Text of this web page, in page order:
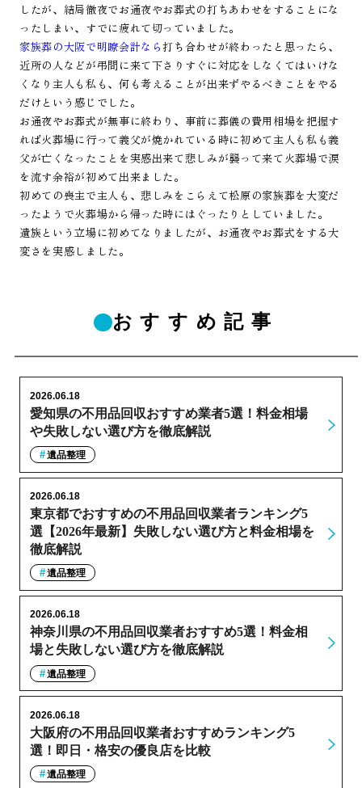
したが、結局徹夜でお通夜やお葬式の打ちあわせをすることにな
ったしまい、すでに疲れて切っていました。
家族葬の大阪で明瞭会計なら打ち合わせが終わったと思ったら、
近所の人などが弔問に来て下さりすぐに対応をしなくてはいけな
くなり主人も私も、何も考えることが出来ずやるべきことをやる
だけという感じでした。
お通夜やお葬式が無事に終わり、事前に葬儀の費用相場を把握す
れば火葬場に行って義父が焼かれている時に初めて主人も私も義
父が亡くなったことを実感出来て悲しみが襲って来て火葬場で涙
を流す余裕が初めて出来ました。
初めての喪主で主人も、悲しみをこらえて松原の家族葬を大変だ
ったようで火葬場から帰った時にはぐったりとしていました。
遺族という立場に初めてなりましたが、お通夜やお葬式をする大
変さを実感しました。
おすすめ記事
愛知県の不用品回収おすすめ業者5選！料金相場
や失敗しない選び方を徹底解説
2026.06.18
遺品整理
東京都でおすすめの不用品回収業者ランキング5
選【2026年最新】失敗しない選び方と料金相場を
徹底解説
2026.06.18
遺品整理
神奈川県の不用品回収業者おすすめ5選！料金相
場と失敗しない選び方を徹底解説
2026.06.18
遺品整理
大阪府の不用品回収業者おすすめランキング5
選！即日・格安の優良店を比較
2026.06.18
遺品整理